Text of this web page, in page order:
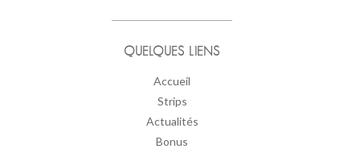
QUELQUES LIENS
Accueil
Strips
Actualités
Bonus